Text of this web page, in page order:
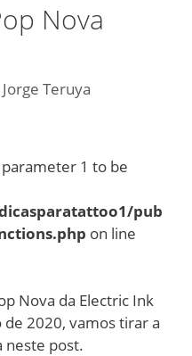
Nova
Jorge Teruya
1 to be
pub
on line
Nova da Electric Ink
2020, vamos tirar a
neste post.